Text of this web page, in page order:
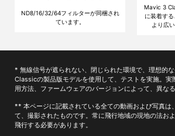
ND8/16/32/64フィルターが同梱され
ています。
Mavic 3
に装着す
より広
* 無線信号が遮られない、閉じられた環境で、理想的
Classicの製品版モデルを使用して、テストを実施。実
用方法、ファームウェアのバージョンによって、異なる
** 本ページに記載されている全ての動画および写真は
て、撮影されたものです。常に飛行地域の現地の法お
飛行する必要があります。